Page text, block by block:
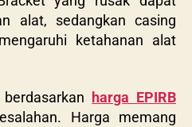
alat, sedangkan casing
ketahanan alat
harga EPIRB
Harga memang